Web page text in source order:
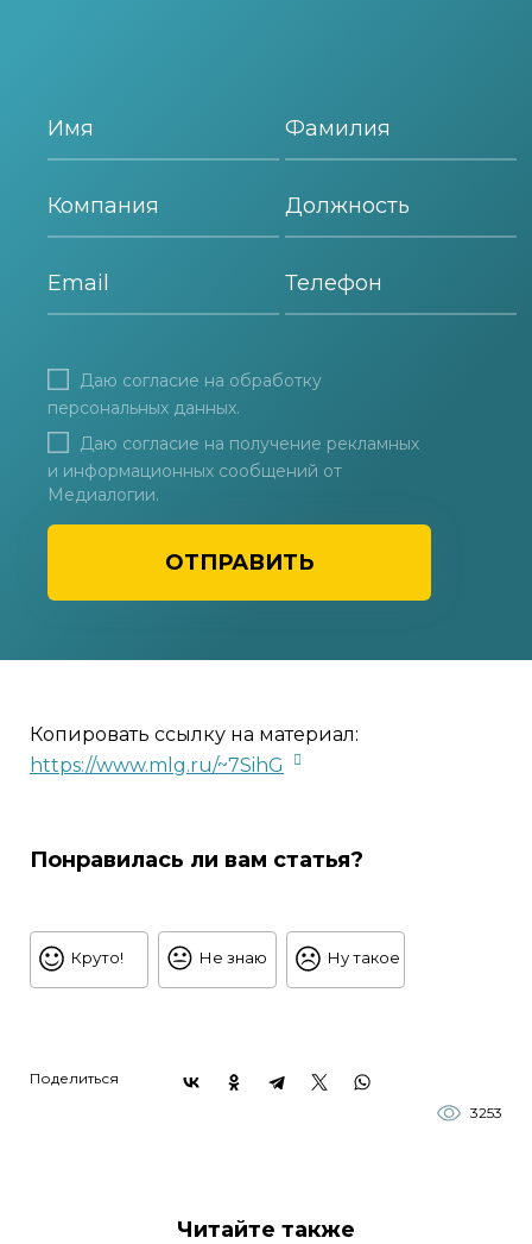
ОТПРАВИТЬ
Даю согласие на обработку
персональных данных.
Даю согласие на получение рекламных
и информационных сообщений от
Медиалогии.
Копировать ссылку на материал:
https://www.mlg.ru/~7SihG
Понравилась ли вам статья?
Круто! Не знаю Ну такое
Поделиться
3253
Читайте также